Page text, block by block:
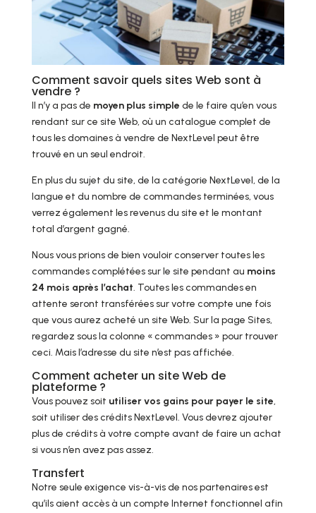
Comment savoir quels sites Web sont à
vendre ?
Il n’y a pas de moyen plus simple de le faire qu’en vous
rendant sur ce site Web, où un catalogue complet de
tous les domaines à vendre de NextLevel peut être
trouvé en un seul endroit.
En plus du sujet du site, de la catégorie NextLevel, de la
langue et du nombre de commandes terminées, vous
verrez également les revenus du site et le montant
total d’argent gagné.
Nous vous prions de bien vouloir conserver toutes les
commandes complétées sur le site pendant au moins
24 mois après l’achat. Toutes les commandes en
attente seront transférées sur votre compte une fois
que vous aurez acheté un site Web. Sur la page Sites,
regardez sous la colonne « commandes » pour trouver
ceci. Mais l’adresse du site n’est pas affichée.
Comment acheter un site Web de
plateforme ?
Vous pouvez soit utiliser vos gains pour payer le site,
soit utiliser des crédits NextLevel. Vous devrez ajouter
plus de crédits à votre compte avant de faire un achat
si vous n’en avez pas assez.
Transfert
Notre seule exigence vis-à-vis de nos partenaires est
qu’ils aient accès à un compte Internet fonctionnel afin